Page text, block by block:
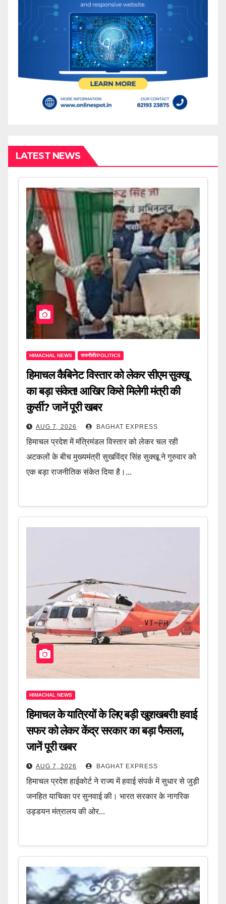
LATEST NEWS
HIMACHAL NEWS राजनीती/POLITICS
हिमाचल कैबिनेट विस्तार को लेकर सीएम सुक्खू
का बड़ा संकेत! आखिर किसे मिलेगी मंत्री की
कुर्सी? जानें पूरी खबर
AUG 7, 2026 BAGHAT EXPRESS
हिमाचल प्रदेश में मंत्रिमंडल विस्तार को लेकर चल रही
अटकलों के बीच मुख्यमंत्री सुखविंद्र सिंह सुक्खू ने गुरुवार को
एक बड़ा राजनीतिक संकेत दिया है।...
HIMACHAL NEWS
हिमाचल के यात्रियों के लिए बड़ी खुशखबरी! हवाई
सफर को लेकर केंद्र सरकार का बड़ा फैसला,
जानें पूरी खबर
AUG 7, 2026 BAGHAT EXPRESS
हिमाचल प्रदेश हाईकोर्ट ने राज्य में हवाई संपर्क में सुधार से जुड़ी
जनहित याचिका पर सुनवाई की। भारत सरकार के नागरिक
उड्डयन मंत्रालय की ओर...